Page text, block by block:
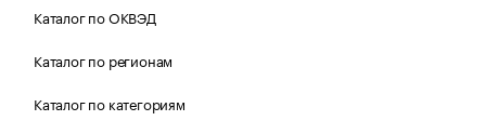
Каталог по ОКВЭД
Каталог по регионам
Каталог по категориям